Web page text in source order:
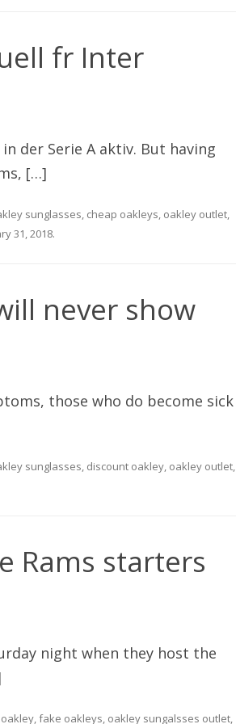
fr Inter
der Serie A aktiv. But having
[…]
sunglasses, cheap oakleys, oakley outlet,
31, 2018.
never show
those who do become sick
sunglasses, discount oakley, oakley outlet,
Rams starters
night when they host the
,fake oakleys, oakley sungalsses outlet,